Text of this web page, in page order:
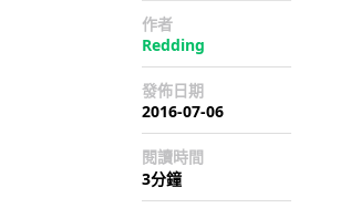
作者
Redding
發佈日期
2016-07-06
閱讀時間
3分鐘